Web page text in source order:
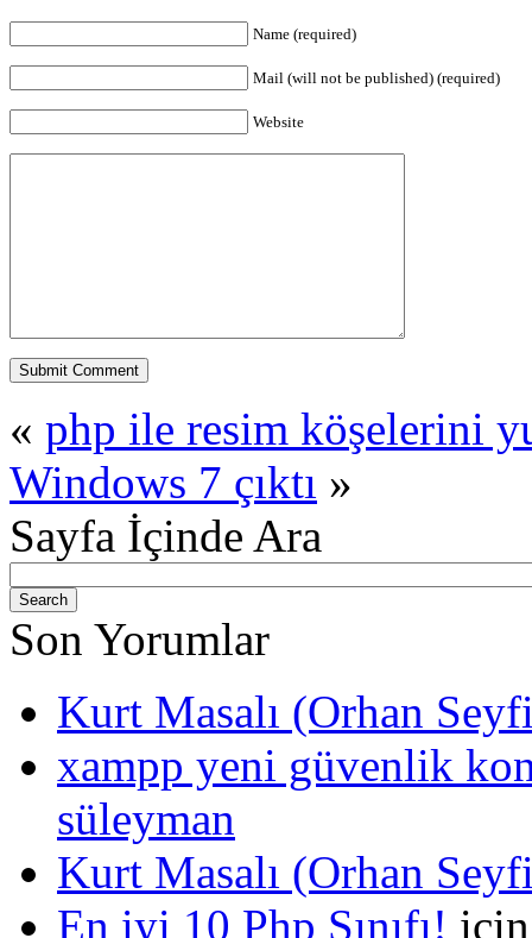
Name (required)
Mail (will not be published) (required)
Website
« php ile resim köşelerini
Windows 7 çıktı »
Sayfa İçinde Ara
Son Yorumlar
Kurt Masalı (Orhan
xampp yeni güvenlik
süleyman
Kurt Masalı (Orhan
En iyi 10 Php Sınıfı!